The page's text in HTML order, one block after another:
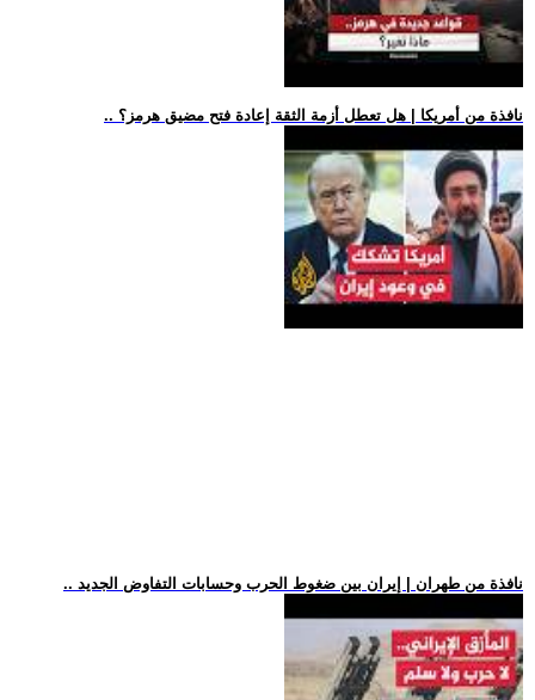
.. نافذة من أمريكا | هل تعطل أزمة الثقة إعادة فتح مضيق هرمز؟
.. نافذة من طهران | إيران بين ضغوط الحرب وحسابات التفاوض الجديد